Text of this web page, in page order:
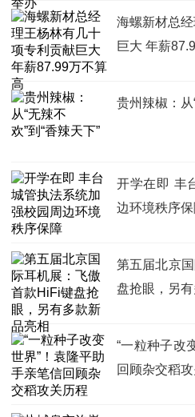
海螺新材总
巨大 年薪
贵州辣椒：从
开学在即 丰
边环境秩序
第五届北京
盘抢眼，另
“一粒种子改
回顾杂交稻